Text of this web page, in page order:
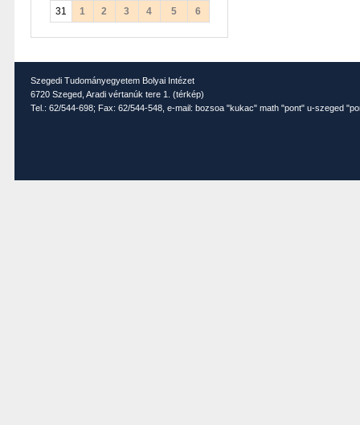
31
1 2 3 4 5 6
Szegedi Tudományegyetem Bolyai Intézet
6720 Szeged, Aradi vértanúk tere 1. (térkép)
Tel.: 62/544-698; Fax: 62/544-548, e-mail: bozsoa "kukac" math "pont" u-szeged